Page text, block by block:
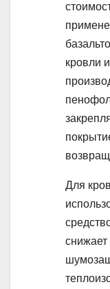
кровли
Для